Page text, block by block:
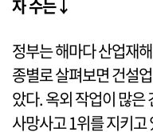
자 수는↓
정부는 해마다 산업재
종별로 살펴보면 건설
았다. 옥외 작업이 많은
사망사고 1위를 지키고